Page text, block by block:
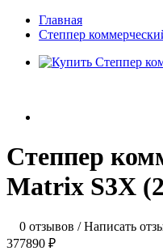
Главная
Степпер
Степпер
Matrix S3X
0 отзывов /Написать
377890 ₽